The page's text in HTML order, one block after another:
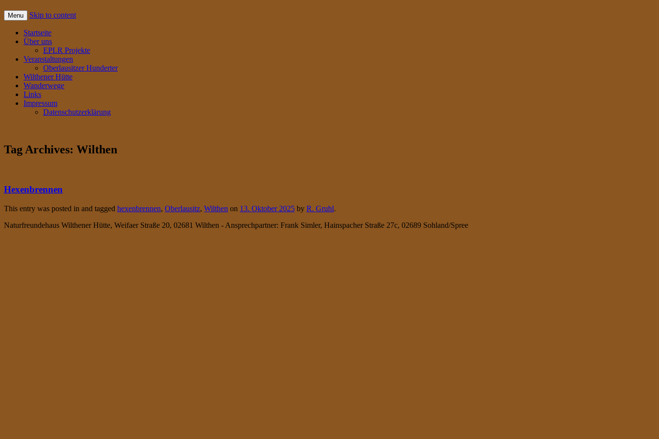
Menu Skip to content
Startseite
Über uns
EPLR Projekte
Veranstaltungen
Oberlausitzer Hunderter
Wilthener Hütte
Wanderwege
Links
Impressum
Datenschutzerklärung
Tag Archives: Wilthen
Hexenbrennen
This entry was posted in and tagged hexenbrennen, Oberlausitz, Wilthen on 13. Oktober 2025 by R. Gruhl.
Naturfreundehaus Wilthener Hütte, Weifaer Straße 20, 02681 Wilthen - Ansprechpartner: Frank Simler, Hainspacher Straße 27c, 02689 Sohland/Spree